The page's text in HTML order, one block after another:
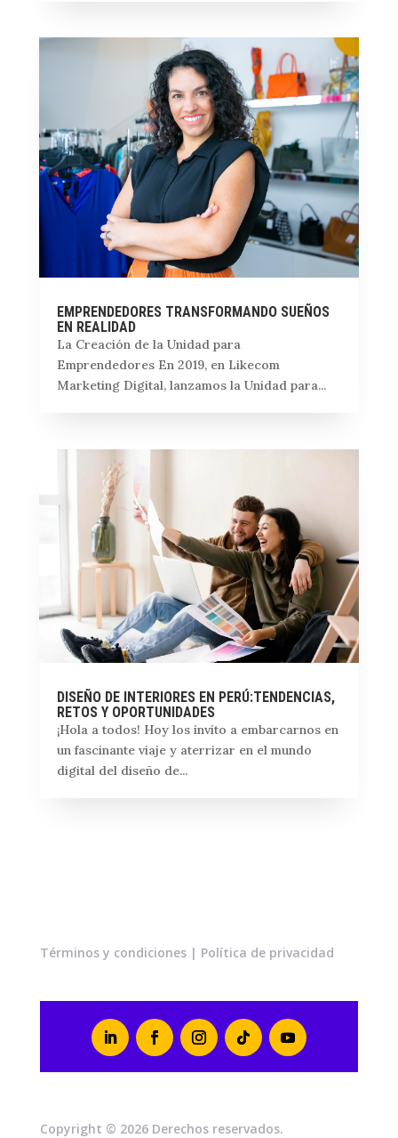
EMPRENDEDORES TRANSFORMANDO SUEÑOS
EN REALIDAD
La Creación de la Unidad para
Emprendedores En 2019, en Likecom
Marketing Digital, lanzamos la Unidad para...
DISEÑO DE INTERIORES EN PERÚ:TENDENCIAS,
RETOS Y OPORTUNIDADES
¡Hola a todos! Hoy los invito a embarcarnos en
un fascinante viaje y aterrizar en el mundo
digital del diseño de...
Términos y condiciones| Política de privacidad
Copyright © 2026 Derechos reservados.